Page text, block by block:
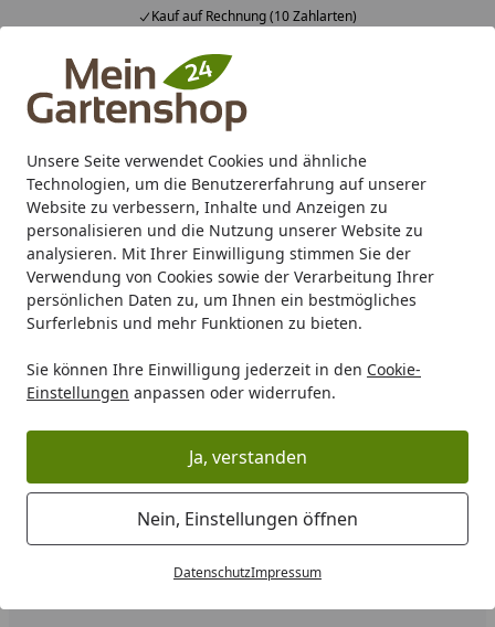
Unsere Seite verwendet Cookies und ähnliche
Technologien, um die Benutzererfahrung auf unserer
Website zu verbessern, Inhalte und Anzeigen zu
personalisieren und die Nutzung unserer Website zu
analysieren. Mit Ihrer Einwilligung stimmen Sie der
Verwendung von Cookies sowie der Verarbeitung Ihrer
persönlichen Daten zu, um Ihnen ein bestmögliches
Surferlebnis und mehr Funktionen zu bieten.
Sie können Ihre Einwilligung jederzeit in den Cookie-
Einstellungen anpassen oder widerrufen.
Ja, verstanden
Nein, Einstellungen öffnen
DatenschutzImpressum
Kauf auf Rechnung (10 Zahlarten)
Alle Produkte
Mein Konto
Suchen
Karibu Pools inkl. gratis Sandfilteranlage & Pool-
Starterset (Gesamtwert bis 468,99€)
Startseite
Marken Biohort Biohort 3D Konfigurator Biohort
Biohort Pergola Konfigurator